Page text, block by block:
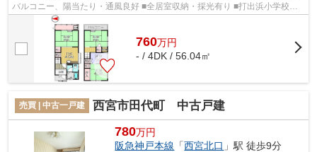
バルコニー、陽当たり・通風良好 ■全居室収納・採光有り ■打出浜小学校徒
歩2分、精道中学校徒歩6分 ■スーパー徒...
760万円
- / 4DK / 56.04㎡
売買 | 中古一戸建 西宮市田代町 中古戸建
780万円
阪急神戸本線 「西宮北口 」駅 徒歩9分